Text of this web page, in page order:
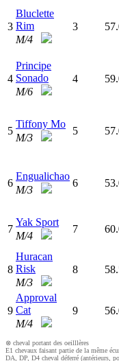
3
Bluclette
Rim
M/4
3
4
Principe
Sonado
M/6
4
5
Tiffony Mo
M/3
5
6
Engualichao
M/3
6
7
Yak Sport
M/4
7
8
Huracan
Risk
M/3
8
9
Approval
Cat
M/4
9
⊗ cheval portant des oeilllères
E1 chevaux faisant partie de la même
DA, DP, D4 cheval déferré (antérieurs,